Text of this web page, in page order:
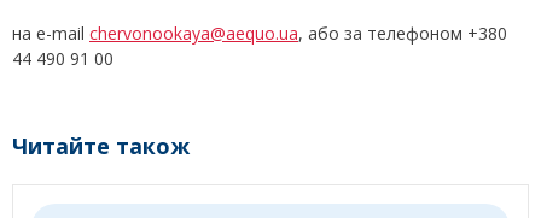
на е-mail chervonookaya@aequo.ua, або за телефоном +380
44 490 91 00
Читайте також